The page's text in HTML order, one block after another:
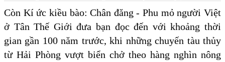
Còn Kí ức kiều bào: Chân đăng - Phu mỏ người Việt
ở Tân Thế Giới đưa bạn đọc đến với khoảng thời
gian gần 100 năm trước, khi những chuyến tàu thủy
từ Hải Phòng vượt biển chở theo hàng nghìn nông